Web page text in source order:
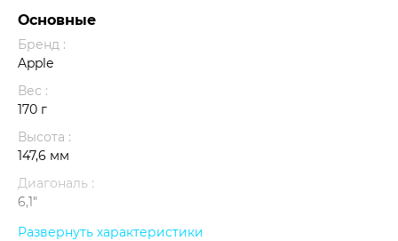
Основные
Бренд :
Apple
Вес :
170 г
Высота :
147,6 мм
Диагональ :
6,1"
Контрастность :
Развернуть характеристики